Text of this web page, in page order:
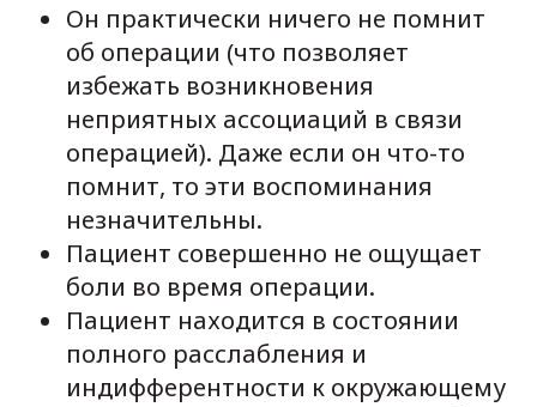
Он практически ничего не помнит
об операции (что позволяет
избежать возникновения
неприятных ассоциаций в связи
операцией). Даже если он что-то
помнит, то эти воспоминания
незначительны.
Пациент совершенно не ощущает
боли во время операции.
Пациент находится в состоянии
полного расслабления и
индифферентности к окружающему